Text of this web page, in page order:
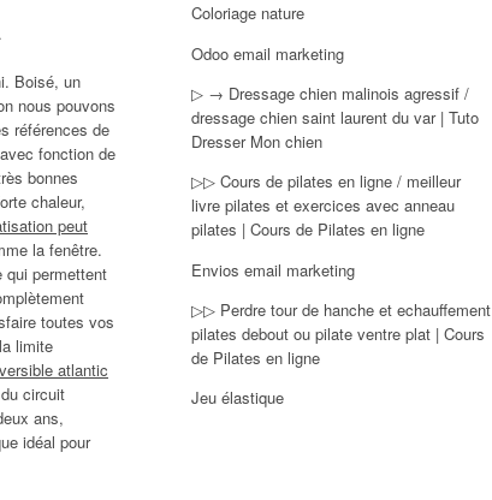
Boisé, un
nous pouvons
références de
fonction de
bonnes
chaleur,
peut
la fenêtre.
qui permettent
toutes vos
limite
atlantic
circuit
ans,
idéal pour
Coloriage nature
Odoo email marketing
▷ → Dressage chien malinois agressif /
dressage chien saint laurent du var | Tuto
Dresser Mon chien
▷▷ Cours de pilates en ligne / meilleur
livre pilates et exercices avec anneau
pilates | Cours de Pilates en ligne
Envios email marketing
▷▷ Perdre tour de hanche et echauffement
pilates debout ou pilate ventre plat | Cours
de Pilates en ligne
Jeu élastique